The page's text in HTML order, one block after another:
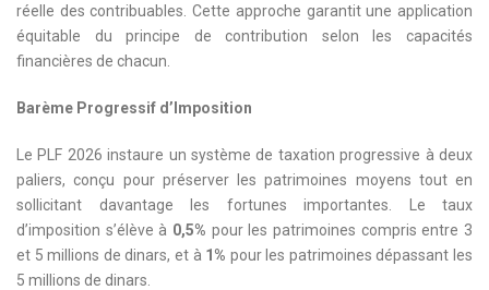
réelle des contribuables. Cette approche garantit une application
équitable du principe de contribution selon les capacités
financières de chacun.
Barème Progressif d’Imposition
Le PLF 2026 instaure un système de taxation progressive à deux
paliers, conçu pour préserver les patrimoines moyens tout en
sollicitant davantage les fortunes importantes. Le taux
d’imposition s’élève à 0,5% pour les patrimoines compris entre 3
et 5 millions de dinars, et à 1% pour les patrimoines dépassant les
5 millions de dinars.